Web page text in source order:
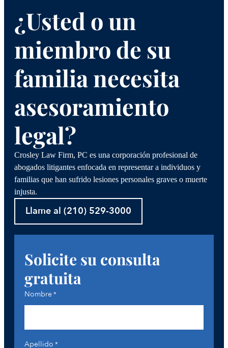
¿Usted o un
miembro de su
familia necesita
asesoramiento
legal?
Crosley Law Firm, PC es una corporación profesional de
abogados litigantes enfocada en representar a individuos y
familias que han sufrido lesiones personales graves o muerte
injusta.
Llame al (210) 529-3000
Solicite su consulta
gratuita
Nombre*
Apellido *